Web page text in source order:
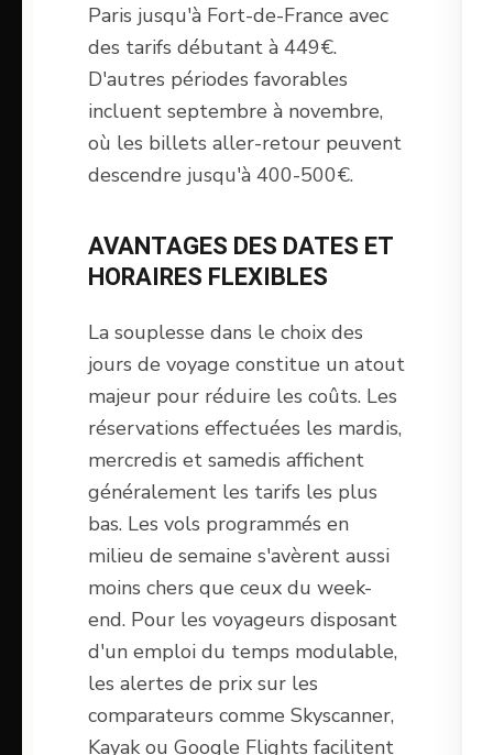
Paris jusqu'à Fort-de-France avec
des tarifs débutant à 449€.
D'autres périodes favorables
incluent septembre à novembre,
où les billets aller-retour peuvent
descendre jusqu'à 400-500€.
AVANTAGES DES DATES ET
HORAIRES FLEXIBLES
La souplesse dans le choix des
jours de voyage constitue un atout
majeur pour réduire les coûts. Les
réservations effectuées les mardis,
mercredis et samedis affichent
généralement les tarifs les plus
bas. Les vols programmés en
milieu de semaine s'avèrent aussi
moins chers que ceux du week-
end. Pour les voyageurs disposant
d'un emploi du temps modulable,
les alertes de prix sur les
comparateurs comme Skyscanner,
Kayak ou Google Flights facilitent